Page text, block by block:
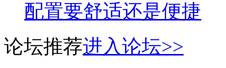
配置要舒适还是便捷
论坛推荐进入论坛>>